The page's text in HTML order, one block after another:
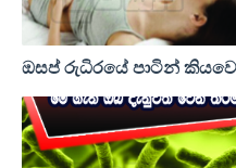
ඔසප් රුධිරයේ පාටින්